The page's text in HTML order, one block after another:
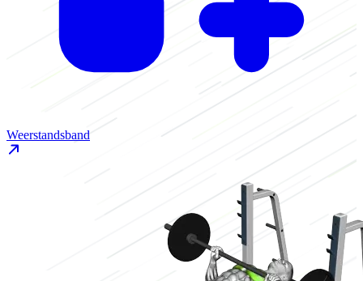
Weerstandsband